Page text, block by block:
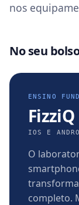
nos
No seu
ENSINO
FizziQ
IOS E
O
completo.